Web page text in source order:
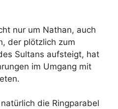
nur um Nathan, auch
der plötzlich zum
Sultans aufsteigt, hat
im Umgang mit
die Ringparabel